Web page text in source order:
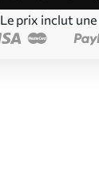
Le prix inclut une